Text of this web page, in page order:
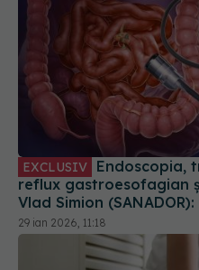
EXCLUSIV Endoscopia, tratament eficient pentru
reflux gastroesofagian
Vlad Simion
esofag
29 ian 2026, 11:18